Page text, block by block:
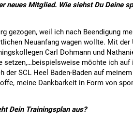
neues Mitglied. Wie siehst Du Deine
gezogen, weil ich nach Beendigung
Neuanfang wagen wollte. Mit der
Carl Dohmann und
setzen,…beispielsweise möchte ich auf
SCL Heel Baden-Baden auf
meine Dankbarkeit in Form von
Dein Trainingsplan aus?